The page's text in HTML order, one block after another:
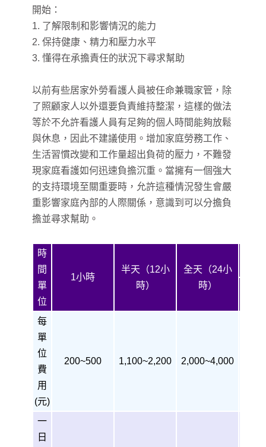
開始：
1. 了解限制和影響情況的能力
2. 保持健康、精力和壓力水平
3. 懂得在承擔責任的狀況下尋求幫助
以前有些居家外勞看護人員被任命兼職家管，除
了照顧家人以外還要負責維持整潔，這樣的做法
等於不允許看護人員有足夠的個人時間能夠放鬆
與休息，因此不建議使用。增加家庭勞務工作、
生活習慣改變和工作量超出負荷的壓力，不難發
現家庭看護如何迅速負擔沉重。當擁有一個強大
的支持環境至關重要時，允許這種情況發生會嚴
重影響家庭內部的人際關係，意識到可以分擔負
擔並尋求幫助。
時
間
單
位
1小時
半天（12小
時）
全天（24小
時）
每
單
位
費
用
(元)
200~500 1,100~2,200 2,000~4,000
一
日